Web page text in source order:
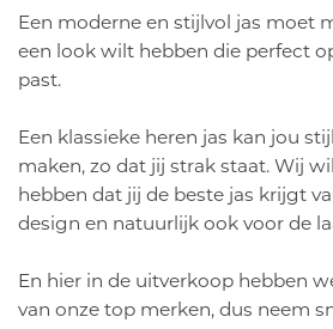
Een moderne en stijlvol jas moet
een look wilt hebben die perfect
past.
Een klassieke heren jas kan jou
maken, zo dat jij strak staat. Wij
hebben dat jij de beste jas krijgt
design en natuurlijk ook voor de
En hier in de uitverkoop hebben
van onze top merken, dus neem